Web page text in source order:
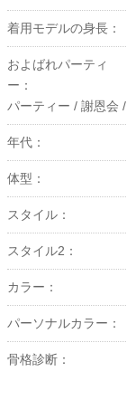
着用モデルの身長：
およばれパーティ
ー：
パーティー / 謝恩会 /
年代：
体型：
スタイル：
スタイル2：
カラー：
パーソナルカラー：
骨格診断：